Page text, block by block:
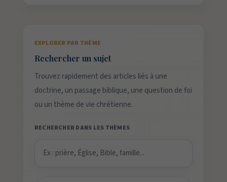
EXPLORER PAR THÈME
Rechercher un sujet
Trouvez rapidement des articles liés à une
doctrine, un passage biblique, une question de foi
ou un thème de vie chrétienne.
RECHERCHER DANS LES THÈMES